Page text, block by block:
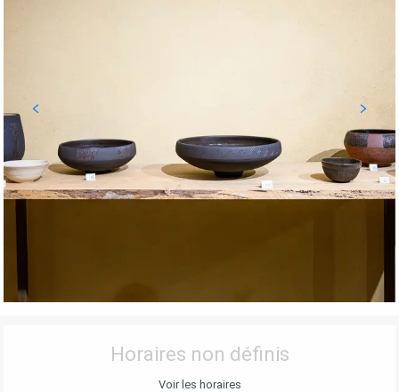
OUVERTURE ET COORDONNÉES
Horaires non définis
Voir les horaires